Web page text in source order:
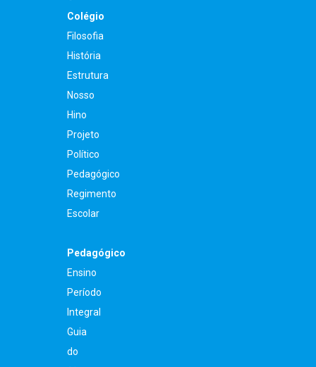
Colégio
Filosofia
História
Estrutura
Nosso
Hino
Projeto
Político
Pedagógico
Regimento
Escolar
Pedagógico
Ensino
Período
Integral
Guia
do